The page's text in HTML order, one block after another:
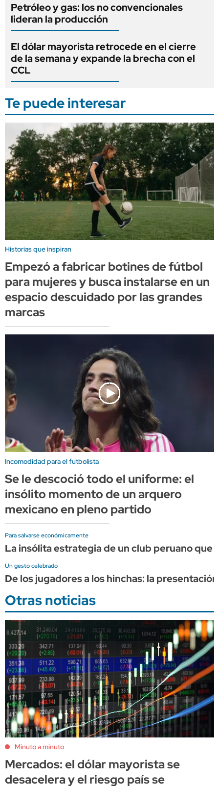
Petróleo y gas: los no convencionales
lideran la producción
El dólar mayorista retrocede en el cierre
de la semana y expande la brecha con el
CCL
Te puede interesar
Historias que inspiran
Empezó a fabricar botines de fútbol
para mujeres y busca instalarse en un
espacio descuidado por las grandes
marcas
Incomodidad para el futbolista
Se le descoció todo el uniforme: el
insólito momento de un arquero
mexicano en pleno partido
Para salvarse económicamente
La insólita estrategia de un club peruano que
Un gesto celebrado
De los jugadores a los hinchas: la
Otras noticias
Minuto a minuto
Mercados: el dólar mayorista se
desacelera y el riesgo país se